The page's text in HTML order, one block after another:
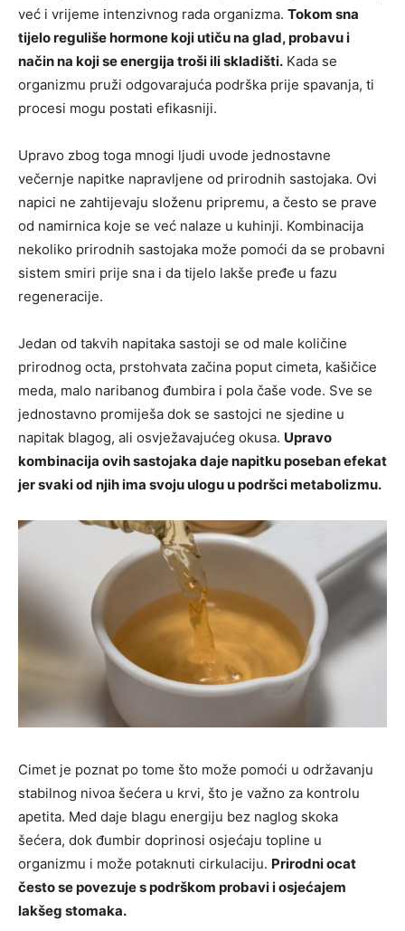
već i vrijeme intenzivnog rada organizma. Tokom sna
tijelo reguliše hormone koji utiču na glad, probavu i
način na koji se energija troši ili skladišti. Kada se
organizmu pruži odgovarajuća podrška prije spavanja, ti
procesi mogu postati efikasniji.
Upravo zbog toga mnogi ljudi uvode jednostavne
večernje napitke napravljene od prirodnih sastojaka. Ovi
napici ne zahtijevaju složenu pripremu, a često se prave
od namirnica koje se već nalaze u kuhinji. Kombinacija
nekoliko prirodnih sastojaka može pomoći da se probavni
sistem smiri prije sna i da tijelo lakše pređe u fazu
regeneracije.
Jedan od takvih napitaka sastoji se od male količine
prirodnog octa, prstohvata začina poput cimeta, kašičice
meda, malo naribanog đumbira i pola čaše vode. Sve se
jednostavno promiješa dok se sastojci ne sjedine u
napitak blagog, ali osvježavajućeg okusa. Upravo
kombinacija ovih sastojaka daje napitku poseban efekat
jer svaki od njih ima svoju ulogu u podršci metabolizmu.
Cimet je poznat po tome što može pomoći u održavanju
stabilnog nivoa šećera u krvi, što je važno za kontrolu
apetita. Med daje blagu energiju bez naglog skoka
šećera, dok đumbir doprinosi osjećaju topline u
organizmu i može potaknuti cirkulaciju. Prirodni ocat
često se povezuje s podrškom probavi i osjećajem
lakšeg stomaka.